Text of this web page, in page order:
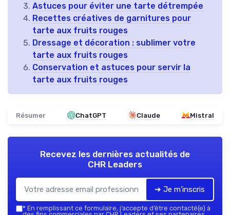
Astuces pour éviter une tarte détrempée
Recettes créatives de garnitures pour
tarte aux fruits rouges
Dressage et décoration : sublimer votre
tarte aux fruits rouges
Conservation et astuces pour servir la
tarte aux fruits rouges
Résumer ChatGPT Claude Mistral
Recevez les dernières actualités de
CHR Leaders
➔ Je m'inscris
* En remplissant ce formulaire, j’accepte d’être contacté(e) à